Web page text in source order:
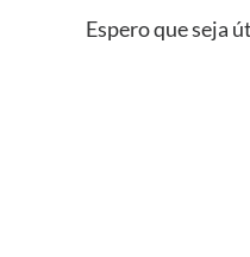
Espero que seja